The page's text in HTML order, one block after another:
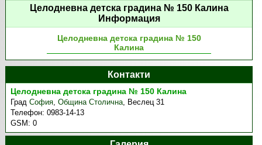
Целодневна детска градина № 150 Калина
Информация
Целодневна детска градина № 150
Калина
Контакти
Целодневна детска градина № 150 Калина
ГрадСофия,Община Столична, Веслец 31
Телефон:0983-14-13
GSM:0